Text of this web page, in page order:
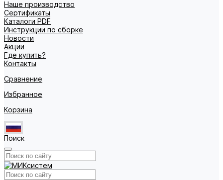
Наше производство
Сертификаты
Каталоги PDF
Инструкции по сборке
Новости
Акции
Где купить?
Контакты
Сравнение
Избранное
Корзина
Поиск